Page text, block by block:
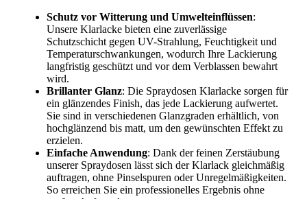
Schutz vor Witterung und Umwelteinflüssen:
Unsere Klarlacke bieten eine zuverlässige
Schutzschicht gegen UV-Strahlung, Feuchtigkeit und
Temperaturschwankungen, wodurch Ihre Lackierung
langfristig geschützt und vor dem Verblassen bewahrt
wird.
Brillanter Glanz: Die Spraydosen Klarlacke sorgen für
ein glänzendes Finish, das jede Lackierung aufwertet.
Sie sind in verschiedenen Glanzgraden erhältlich, von
hochglänzend bis matt, um den gewünschten Effekt zu
erzielen.
Einfache Anwendung: Dank der feinen Zerstäubung
unserer Spraydosen lässt sich der Klarlack gleichmäßig
auftragen, ohne Pinselspuren oder Unregelmäßigkeiten.
So erreichen Sie ein professionelles Ergebnis ohne